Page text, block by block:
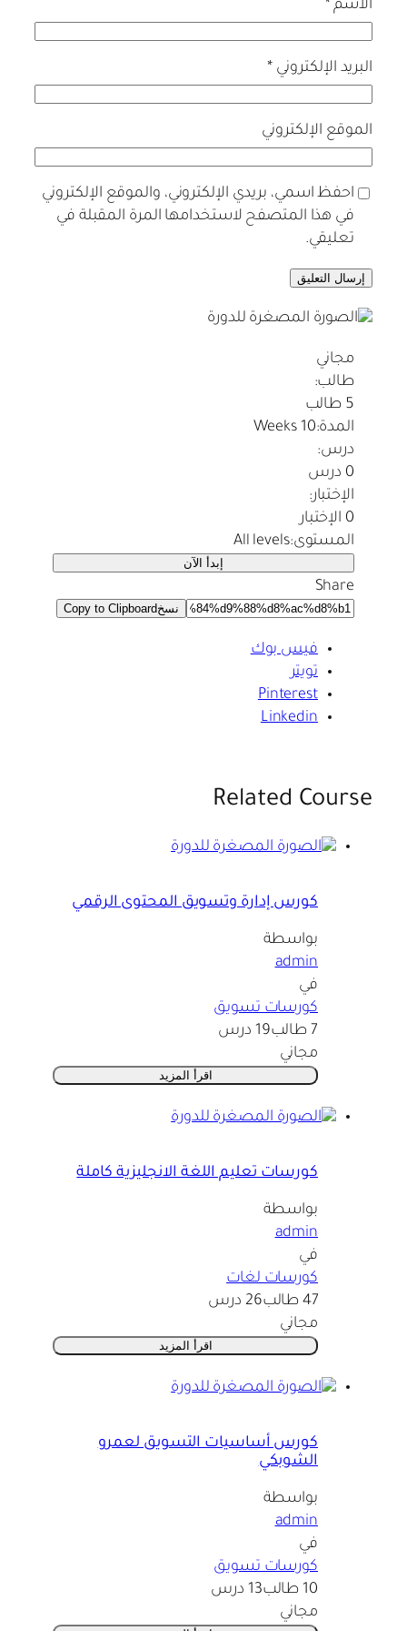
الاسم*
البريد الإلكتروني*
الموقع الإلكتروني
احفظ اسمي، بريدي الإلكتروني، والموقع الإلكتروني
في هذا المتصفح لاستخدامها المرة المقبلة في
تعليقي.
مجاني
طالب:
5 طالب
المدة:10 Weeks
درس:
0 درس
الإختبار:
0 الإختبار
المستوى:All levels
إبدأ الآن
Share
نسخCopy to Clipboard
فيس بوك
تويتر
Pinterest
Linkedin
Related Course
كورس إدارة وتسويق المحتوى الرقمي
بواسطة
admin
في
كورسات تسويق
7 طالب
19 درس
مجاني
اقرأ المزيد
كورسات تعليم اللغة الانجليزية كاملة
بواسطة
admin
في
كورسات لغات
47 طالب
26 درس
مجاني
اقرأ المزيد
كورس أساسيات التسويق لعمرو
الشوبكي
بواسطة
admin
في
كورسات تسويق
10 طالب
13 درس
مجاني